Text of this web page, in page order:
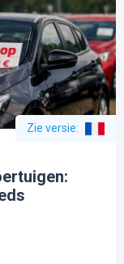
Zie versie: